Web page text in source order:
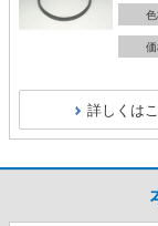
詳しくは